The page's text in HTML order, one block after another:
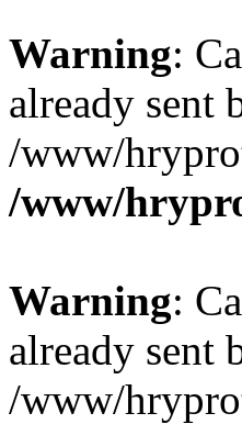
Warning:
already sent
/www/
/www/
Warning:
already sent
/www/